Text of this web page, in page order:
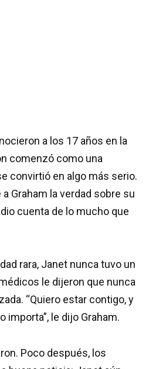
a los 17 años en la
comenzó como una
convirtió en algo más serio.
Graham la verdad sobre su
cuenta de lo mucho que
rara, Janet nunca tuvo un
le dijeron que nunca
“Quiero estar contigo, y
importa”, le dijo Graham.
Poco después, los